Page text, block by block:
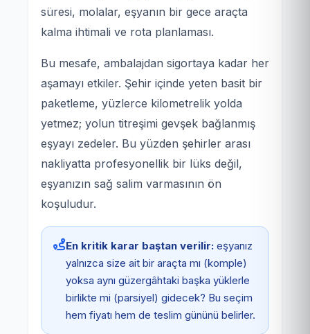
süresi, molalar, eşyanın bir gece araçta
kalma ihtimali ve rota planlaması.
Bu mesafe, ambalajdan sigortaya kadar her
aşamayı etkiler. Şehir içinde yeten basit bir
paketleme, yüzlerce kilometrelik yolda
yetmez; yolun titreşimi gevşek bağlanmış
eşyayı zedeler. Bu yüzden şehirler arası
nakliyatta profesyonellik bir lüks değil,
eşyanızın sağ salim varmasının ön
koşuludur.
En kritik karar baştan verilir: eşyanız
yalnızca size ait bir araçta mı (komple)
yoksa aynı güzergâhtaki başka yüklerle
birlikte mi (parsiyel) gidecek? Bu seçim
hem fiyatı hem de teslim gününü belirler.